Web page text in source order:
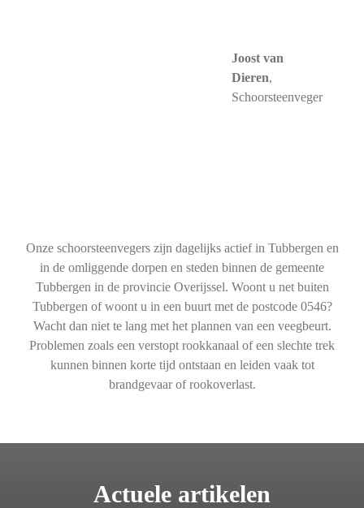
Joost van
Dieren,
Schoorsteenveger
Onze schoorsteenvegers zijn dagelijks actief in Tubbergen en
in de omliggende dorpen en steden binnen de gemeente
Tubbergen in de provincie Overijssel. Woont u net buiten
Tubbergen of woont u in een buurt met de postcode 0546?
Wacht dan niet te lang met het plannen van een veegbeurt.
Problemen zoals een verstopt rookkanaal of een slechte trek
kunnen binnen korte tijd ontstaan en leiden vaak tot
brandgevaar of rookoverlast.
Actuele artikelen